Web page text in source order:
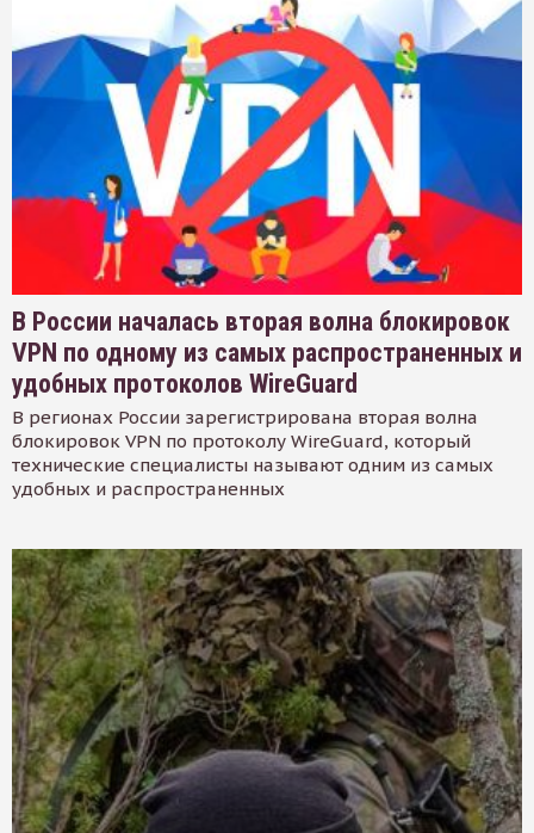
В России началась вторая волна блокировок
VPN по одному из самых распространенных и
удобных протоколов WireGuard
В регионах России зарегистрирована вторая волна
блокировок VPN по протоколу WireGuard, который
технические специалисты называют одним из самых
удобных и распространенных